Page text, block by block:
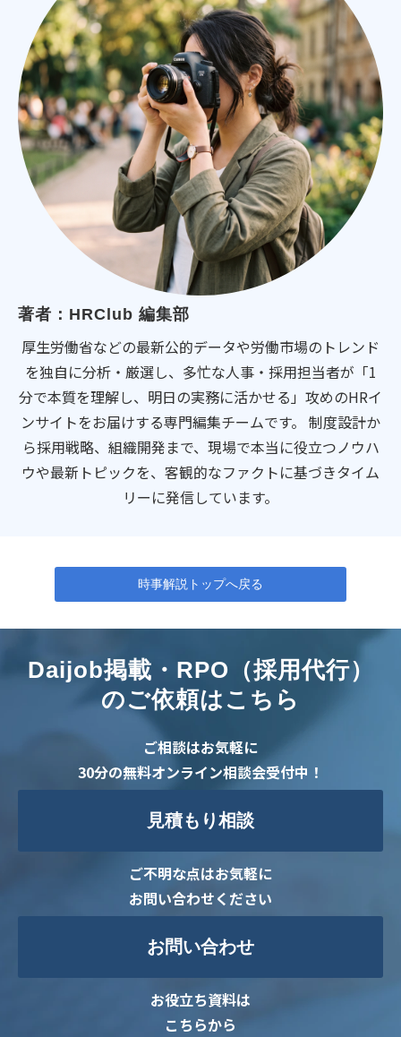
著者：HRClub 編集部
厚生労働省などの最新公的データや労働市場のトレンド
を独自に分析・厳選し、多忙な人事・採用担当者が「1
分で本質を理解し、明日の実務に活かせる」攻めのHRイ
ンサイトをお届けする専門編集チームです。 制度設計か
ら採用戦略、組織開発まで、現場で本当に役立つノウハ
ウや最新トピックを、客観的なファクトに基づきタイム
リーに発信しています。
時事解説トップへ戻る
Daijob掲載・RPO（採用代行）
のご依頼はこちら
ご相談はお気軽に
30分の無料オンライン相談会受付中！
見積もり相談
ご不明な点はお気軽に
お問い合わせください
お問い合わせ
お役立ち資料は
こちらから